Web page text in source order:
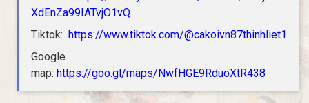
XdEnZa99IATvjO1vQ
Tiktok: https://www.tiktok.com/@cakoivn87thinhliet1
Google
map: https://goo.gl/maps/NwfHGE9RduoXtR438